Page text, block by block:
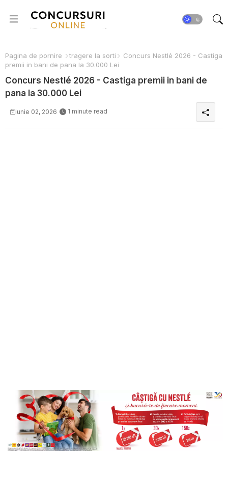
Pagina de pornire tragere la sorti
Concurs Nestlé 2026 - Castiga
premii in bani de pana la 30.000 Lei
Concurs Nestlé 2026 - Castiga premii in bani de
pana la 30.000 Lei
iunie 02, 2026 1 minute read